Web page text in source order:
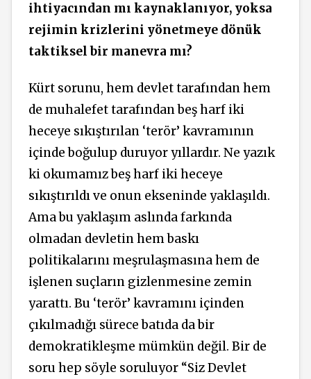
ihtiyacından mı kaynaklanıyor, yoksa
rejimin krizlerini yönetmeye dönük
taktiksel bir manevra mı?
Kürt sorunu, hem devlet tarafından hem
de muhalefet tarafından beş harf iki
heceye sıkıştırılan ‘terör’ kavramının
içinde boğulup duruyor yıllardır. Ne yazık
ki okumamız beş harf iki heceye
sıkıştırıldı ve onun ekseninde yaklaşıldı.
Ama bu yaklaşım aslında farkında
olmadan devletin hem baskı
politikalarını meşrulaşmasına hem de
işlenen suçların gizlenmesine zemin
yarattı. Bu ‘terör’ kavramını içinden
çıkılmadığı sürece batıda da bir
demokratikleşme mümkün değil. Bir de
soru hep söyle soruluyor “Siz Devlet